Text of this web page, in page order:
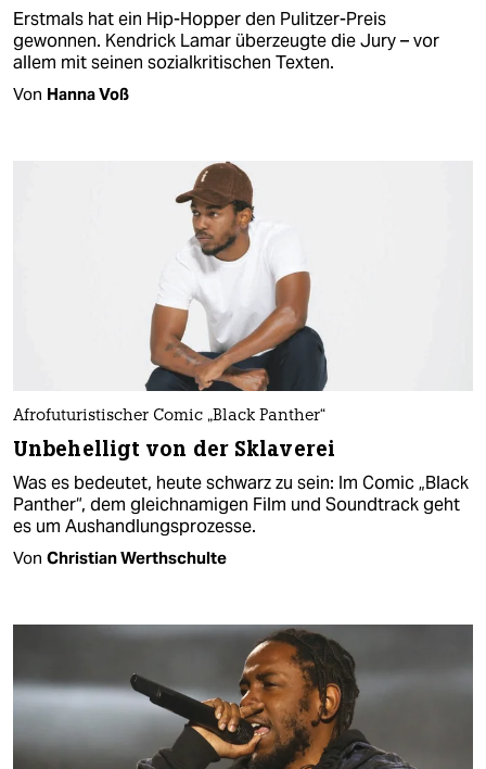
Erstmals hat ein Hip-Hopper den Pulitzer-Preis
gewonnen. Kendrick Lamar überzeugte die Jury – vor
allem mit seinen sozialkritischen Texten.
Von Hanna Voß
Afrofuturistischer Comic „Black Panther“
Unbehelligt von der Sklaverei
Was es bedeutet, heute schwarz zu sein: Im Comic „Black
Panther“, dem gleichnamigen Film und Soundtrack geht
es um Aushandlungsprozesse.
Von Christian Werthschulte